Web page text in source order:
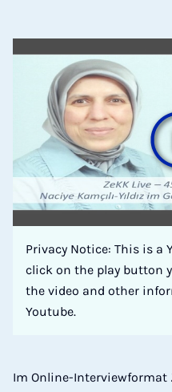
Privacy Notice: This is a
click on the play button
the video and other
Youtube.
Im Online-Interviewformat